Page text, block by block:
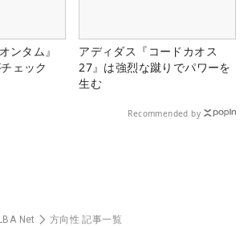
ンタム』
ェック
アディダス『コードカオス
27』は強烈な蹴りでパワーを
生む
Recommended by
Net 方向性 記事一覧